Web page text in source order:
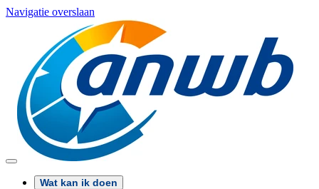
Navigatie overslaan
Wat kan ik doen